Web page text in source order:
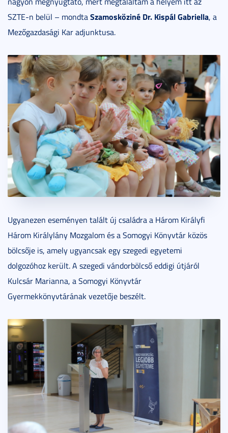
SZTE-n belül – mondtaSzamosköziné Dr. Kispál Gabriella, a
Mezőgazdasági Kar adjunktusa.
Ugyanezen eseményen talált új családra a Három Királyfi
Három Királylány Mozgalom és a Somogyi Könyvtár közös
bölcsője is, amely ugyancsak egy szegedi egyetemi
dolgozóhoz került. A szegedi vándorbölcső eddigi útjáról
Kulcsár Marianna, a Somogyi Könyvtár
Gyermekkönyvtárának vezetője beszélt.